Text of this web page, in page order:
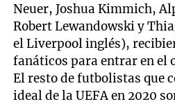
Neuer, Joshua Kimmich,
Robert Lewandowski y
el Liverpool inglés),
fanáticos para entrar en el
El resto de futbolistas que
ideal de la UEFA en 2020